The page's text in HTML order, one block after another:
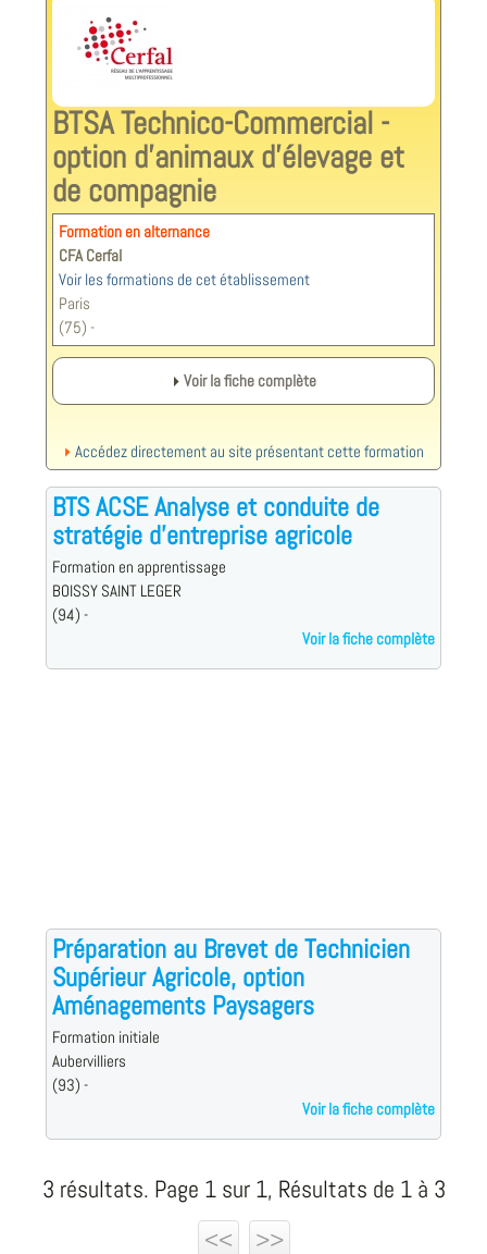
BTSA Technico-Commercial -
option d'animaux d’élevage et
de compagnie
Formation en alternance
CFA Cerfal
Voir les formations de cet établissement
Paris
(75) -
Voir la fiche complète
Accédez directement au site présentant cette formation
BTS ACSE Analyse et conduite de
stratégie d'entreprise agricole
Formation en apprentissage
BOISSY SAINT LEGER
(94) -
Voir la fiche complète
Préparation au Brevet de Technicien
Supérieur Agricole, option
Aménagements Paysagers
Formation initiale
Aubervilliers
(93) -
Voir la fiche complète
3 résultats. Page 1 sur 1, Résultats de 1 à 3
<<
>>